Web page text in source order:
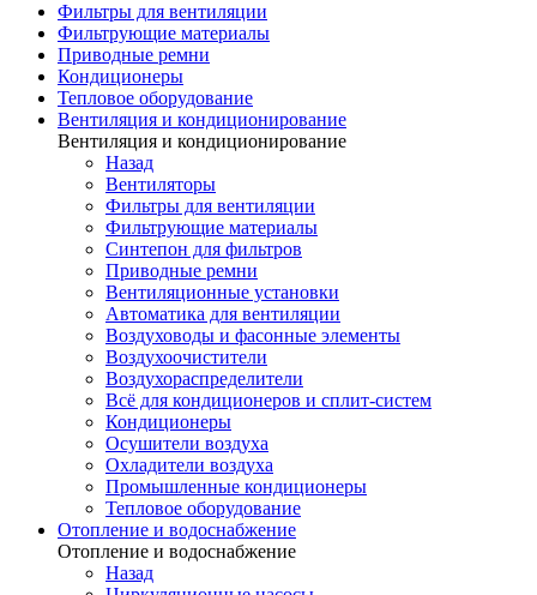
Фильтры для вентиляции
Фильтрующие материалы
Приводные ремни
Кондиционеры
Тепловое оборудование
Вентиляция и кондиционирование
Вентиляция и кондиционирование
Назад
Вентиляторы
Фильтры для вентиляции
Фильтрующие материалы
Синтепон для фильтров
Приводные ремни
Вентиляционные установки
Автоматика для вентиляции
Воздуховоды и фасонные элементы
Воздухоочистители
Воздухораспределители
Всё для кондиционеров и сплит-систем
Кондиционеры
Осушители воздуха
Охладители воздуха
Промышленные кондиционеры
Тепловое оборудование
Отопление и водоснабжение
Отопление и водоснабжение
Назад